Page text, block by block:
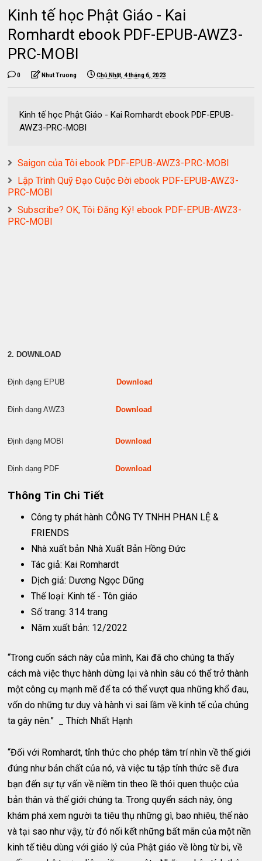
Kinh tế học Phật Giáo - Kai
Romhardt ebook PDF-EPUB-AWZ3-
PRC-MOBI
0 Nhut Truong Chủ Nhật, 4 tháng 6, 2023
Kinh tế học Phật Giáo - Kai Romhardt ebook PDF-EPUB-
AWZ3-PRC-MOBI
Saigon của Tôi ebook PDF-EPUB-AWZ3-PRC-MOBI
Lập Trình Quỹ Đạo Cuộc Đời ebook PDF-EPUB-AWZ3-
PRC-MOBI
Subscribe? OK, Tôi Đăng Ký! ebook PDF-EPUB-AWZ3-
PRC-MOBI
2. DOWNLOAD
Định dạng EPUBDownload
Định dạng AWZ3Download
Định dạng MOBIDownload
Định dạng PDFDownload
Thông Tin Chi Tiết
Công ty phát hành CÔNG TY TNHH PHAN LỆ &
FRIENDS
Nhà xuất bản Nhà Xuất Bản Hồng Đức
Tác giả: Kai Romhardt
Dịch giả: Dương Ngọc Dũng
Thế loại: Kinh tế - Tôn giáo
Số trang: 314 trang
Năm xuất bản: 12/2022
“Trong cuốn sách này của mình, Kai đã cho chúng ta thấy
cách mà việc thực hành dừng lại và nhìn sâu có thể trở thành
một công cụ mạnh mẽ để ta có thể vượt qua những khổ đau,
vốn do những tư duy và hành vi sai lầm về kinh tế của chúng
ta gây nên.” _ Thích Nhất Hạnh
“Đối với Romhardt, tỉnh thức cho phép tâm trí nhìn về thế giới
đúng như bản chất của nó, và việc tu tập tỉnh thức sẽ đưa
bạn đến sự tự vấn về niềm tin theo lề thói quen thuộc của
bản thân và thế giới chúng ta. Trong quyển sách này, ông
khám phá xem người ta tiêu thụ những gì, bao nhiêu, thế nào
và tại sao như vậy, từ đó nối kết những bất mãn của một nền
kinh tế tiêu dùng với giáo lý của Phật giáo về lòng từ bi, về